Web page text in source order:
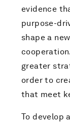
evidence
purpose-
shape a
greater
order to
that meet
To develop